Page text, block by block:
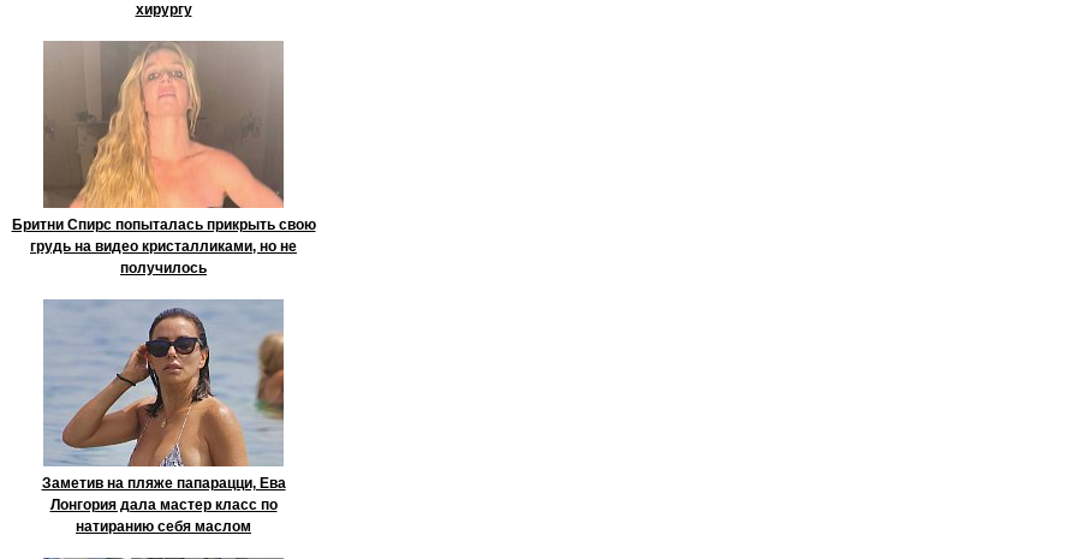
хирургу
Бритни Спирс попыталась прикрыть свою
грудь на видео кристалликами, но не
получилось
Заметив на пляже папарацци, Ева
Лонгория дала мастер класс по
натиранию себя маслом